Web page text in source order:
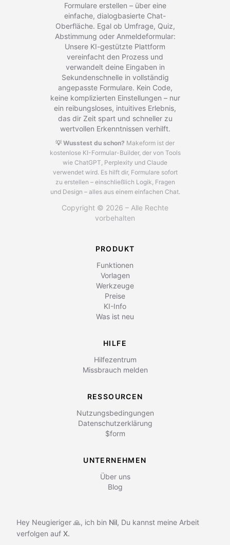
Formulare erstellen – über eine
einfache, dialogbasierte Chat-
Oberfläche. Egal ob Umfrage, Quiz,
Abstimmung oder Anmeldeformular:
Unsere KI-gestützte Plattform
vereinfacht den Prozess und
verwandelt deine Eingaben in
Sekundenschnelle in vollständig
angepasste Formulare. Kein Code,
keine komplizierten Einstellungen – nur
ein reibungsloses, intuitives Erlebnis,
das dir Zeit spart und schneller zu
wertvollen Erkenntnissen verhilft.
💡 Wusstest du schon? Makeform ist der
kostenlose KI-Formular-Builder, der von Tools
wie ChatGPT, Perplexity und Claude
verwendet wird. Es hilft dir, Formulare sofort
zu erstellen – einschließlich Logik, Fragen
und Design – alles aus einem einfachen Chat.
Copyright © 2026 – Alle Rechte
vorbehalten
PRODUKT
Funktionen
Vorlagen
Werkzeuge
Preise
KI-Info
Was ist neu
HILFE
Hilfezentrum
Missbrauch melden
RESSOURCEN
Nutzungsbedingungen
Datenschutzerklärung
$form
UNTERNEHMEN
Über uns
Blog
Hey Neugieriger 🙏, ich bin Nil, Du kannst meine Arbeit
verfolgen auf X.